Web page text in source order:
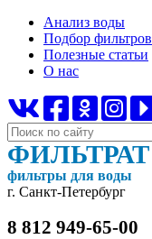
Анализ воды
Подбор фильтров
Полезные статьи
О нас
ФИЛЬТРАТ
фильтры для воды
г. Санкт-Петербург
8 812 949-65-00